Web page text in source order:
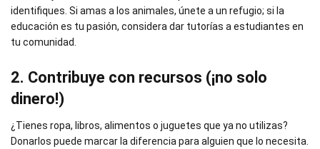
identifiques. Si amas a los animales, únete a un refugio; si la
educación es tu pasión, considera dar tutorías a estudiantes en
tu comunidad.
2. Contribuye con recursos (¡no solo
dinero!)
¿Tienes ropa, libros, alimentos o juguetes que ya no utilizas?
Donarlos puede marcar la diferencia para alguien que lo necesita.